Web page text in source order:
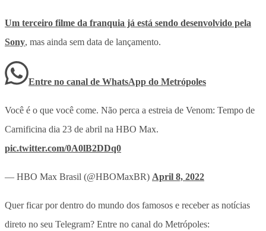
Um terceiro filme da franquia já está sendo desenvolvido pela
Sony, mas ainda sem data de lançamento.
Entre no canal de WhatsApp do Metrópoles
Você é o que você come. Não perca a estreia de Venom: Tempo de
Carnificina dia 23 de abril na HBO Max.
pic.twitter.com/0A0lB2DDq0
— HBO Max Brasil (@HBOMaxBR) April 8, 2022
Quer ficar por dentro do mundo dos famosos e receber as notícias
direto no seu Telegram? Entre no canal do Metrópoles: